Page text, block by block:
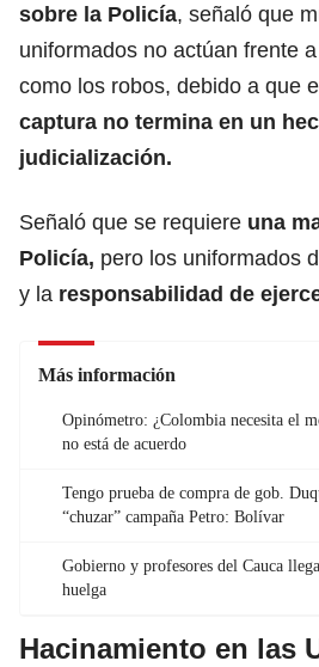
sobre la Policía, señaló que
uniformados no actúan frente
como los robos, debido a que
captura no termina en un
judicialización.
Señaló que se requiere una
Policía, pero los uniformados
y la responsabilidad de
Más información
Opinómetro: ¿Colombia necesita el
no está de acuerdo
Tengo prueba de compra de gob.
“chuzar” campaña Petro: Bolívar
Gobierno y profesores del Cauca
huelga
Hacinamiento en las